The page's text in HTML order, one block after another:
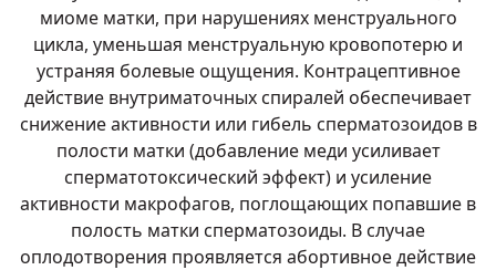
миоме матки, при нарушениях менструального
цикла, уменьшая менструальную кровопотерю и
устраняя болевые ощущения. Контрацептивное
действие внутриматочных спиралей обеспечивает
снижение активности или гибель сперматозоидов в
полости матки (добавление меди усиливает
сперматотоксический эффект) и усиление
активности макрофагов, поглощающих попавшие в
полость матки сперматозоиды. В случае
оплодотворения проявляется абортивное действие